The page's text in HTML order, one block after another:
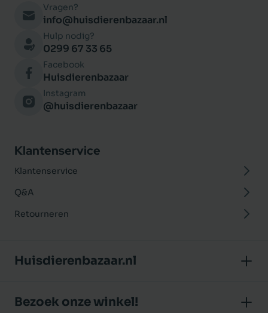
Vragen?
info@huisdierenbazaar.nl
Hulp nodig?
0299 67 33 65
Facebook
Huisdierenbazaar
Instagram
@huisdierenbazaar
Klantenservice
Klantenservice
Q&A
Retourneren
Huisdierenbazaar.nl
Bezoek onze winkel!